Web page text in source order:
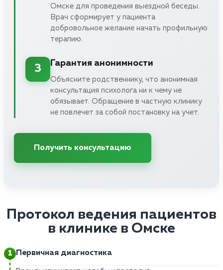
Омске для проведения выездной беседы.
Врач сформирует у пациента
добровольное желание начать профильную
терапию.
3
Гарантия анонимности
Объясните родственнику, что анонимная
консультация психолога ни к чему не
обязывает. Обращение в частную клинику
не повлечет за собой постановку на учет.
Получить консультацию
Протокол ведения пациентов
в клинике в Омске
Первичная диагностика